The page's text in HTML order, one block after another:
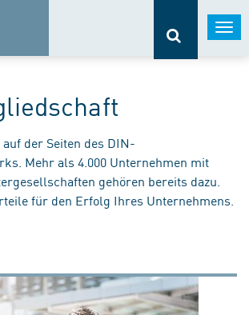
der Seiten des DIN-
Mehr als 4.000 Unternehmen mit
gehören bereits dazu.
für den Erfolg Ihres Unternehmens.